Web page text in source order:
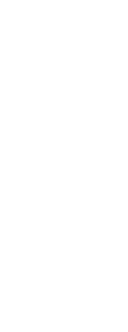
So individuell
verschieden
und Wing/
– auch wenn
bekanntesten
doch noch
liegt an der
Kiter nutzen
Die
Kitesurfen gut
ebenfalls
familiär